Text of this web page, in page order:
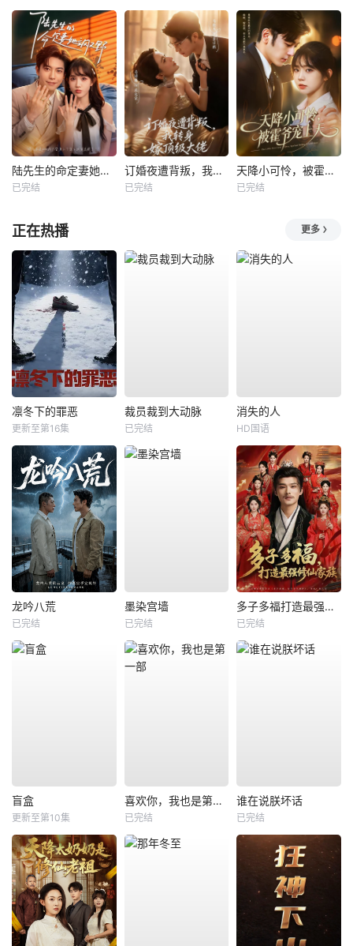
陆先生的命定妻她飒又野
已完结
订婚夜遭背叛，我转身嫁顶级大佬
已完结
天降小可怜，被霍爷宠上天
已完结
正在热播 更多
凛冬下的罪恶
更新至第16集
裁员裁到大动脉
已完结
消失的人
HD国语
龙吟八荒
已完结
墨染宫墙
已完结
多子多福打造最强修仙家族
已完结
盲盒
更新至第10集
喜欢你，我也是第一部
已完结
谁在说朕坏话
已完结